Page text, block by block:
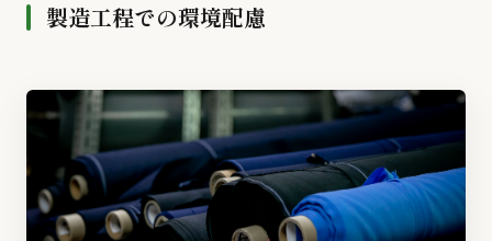
製造工程での環境配慮